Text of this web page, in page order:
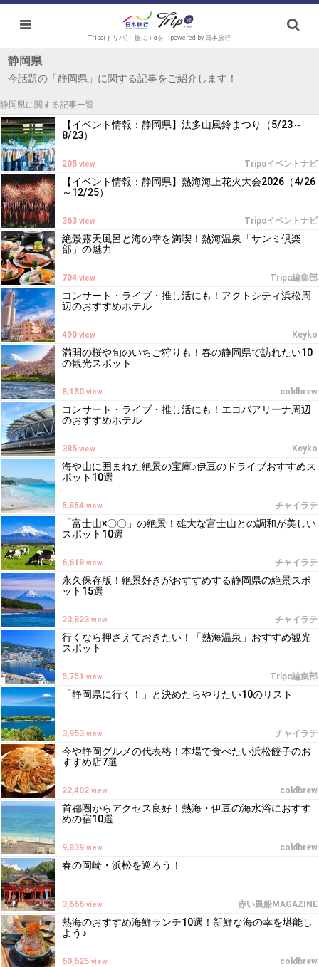
Tripa(トリパ)～旅に＋αを｜powered by 日本旅行
静岡県
今話題の「静岡県」に関する記事をご紹介します！
静岡県に関する記事一覧
【イベント情報：静岡県】法多山風鈴まつり（5/23～
8/23）
Tripαイベントナビ
205 view
【イベント情報：静岡県】熱海海上花火大会2026（4/26
～12/25）
Tripαイベントナビ
363 view
絶景露天風呂と海の幸を満喫！熱海温泉「サンミ倶楽
部」の魅力
Tripα編集部
704 view
コンサート・ライブ・推し活にも！アクトシティ浜松周
辺のおすすめホテル
Keyko
490 view
満開の桜や旬のいちご狩りも！春の静岡県で訪れたい10
の観光スポット
coldbrew
8,150 view
コンサート・ライブ・推し活にも！エコパアリーナ周辺
のおすすめホテル
Keyko
385 view
海や山に囲まれた絶景の宝庫♪伊豆のドライブおすすめス
ポット10選
チャイラテ
5,854 view
「富士山×〇〇」の絶景！雄大な富士山との調和が美しい
スポット10選
チャイラテ
6,618 view
永久保存版！絶景好きがおすすめする静岡県の絶景スポ
ット15選
チャイラテ
23,823 view
行くなら押さえておきたい！「熱海温泉」おすすめ観光
スポット
Tripα編集部
5,751 view
「静岡県に行く！」と決めたらやりたい10のリスト
チャイラテ
3,953 view
今や静岡グルメの代表格！本場で食べたい浜松餃子のお
すすめ店7選
coldbrew
22,402 view
首都圏からアクセス良好！熱海・伊豆の海水浴におすす
めの宿10選
coldbrew
9,839 view
春の岡崎・浜松を巡ろう！
赤い風船MAGAZINE
3,666 view
熱海のおすすめ海鮮ランチ10選！新鮮な海の幸を堪能し
よう♪
coldbrew
60,625 view